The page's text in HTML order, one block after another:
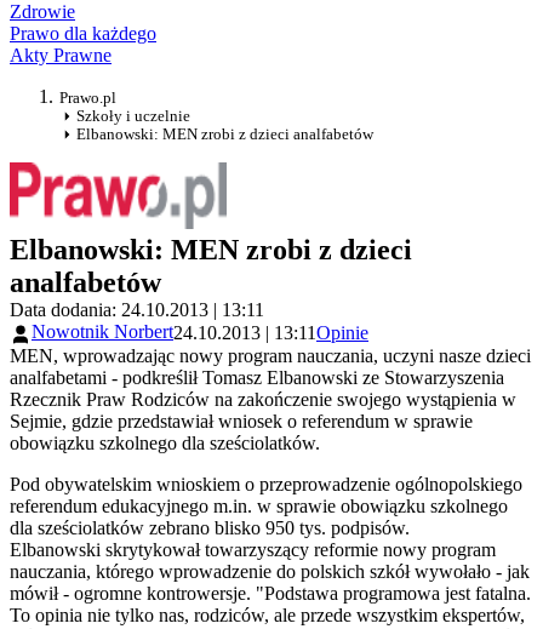
Zdrowie
Prawo dla każdego
Akty Prawne
Prawo.pl
Szkoły i uczelnie
Elbanowski: MEN zrobi z dzieci analfabetów
Elbanowski: MEN zrobi z dzieci
analfabetów
Data dodania: 24.10.2013 | 13:11
Nowotnik Norbert24.10.2013 | 13:11Opinie
MEN, wprowadzając nowy program nauczania, uczyni nasze dzieci
analfabetami - podkreślił Tomasz Elbanowski ze Stowarzyszenia
Rzecznik Praw Rodziców na zakończenie swojego wystąpienia w
Sejmie, gdzie przedstawiał wniosek o referendum w sprawie
obowiązku szkolnego dla sześciolatków.
Pod obywatelskim wnioskiem o przeprowadzenie ogólnopolskiego
referendum edukacyjnego m.in. w sprawie obowiązku szkolnego
dla sześciolatków zebrano blisko 950 tys. podpisów.
Elbanowski skrytykował towarzyszący reformie nowy program
nauczania, którego wprowadzenie do polskich szkół wywołało - jak
mówił - ogromne kontrowersje. "Podstawa programowa jest fatalna.
To opinia nie tylko nas, rodziców, ale przede wszystkim ekspertów,